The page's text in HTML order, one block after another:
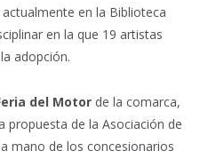
en la Biblioteca
en la que 19 artistas
adopción.
del Motor de la comarca,
propuesta de la Asociación de
mano de los concesionarios